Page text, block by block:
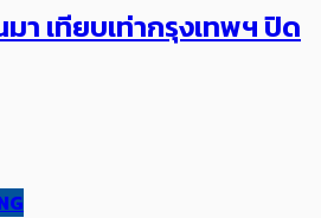
า เทียบเท่ากรุงเทพฯ ปิด